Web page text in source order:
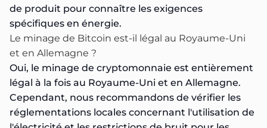
de produit pour connaître les exigences
spécifiques en énergie.
Le minage de Bitcoin est-il légal au Royaume-Uni
et en Allemagne ?
Oui, le minage de cryptomonnaie est entièrement
légal à la fois au Royaume-Uni et en Allemagne.
Cependant, nous recommandons de vérifier les
réglementations locales concernant l'utilisation de